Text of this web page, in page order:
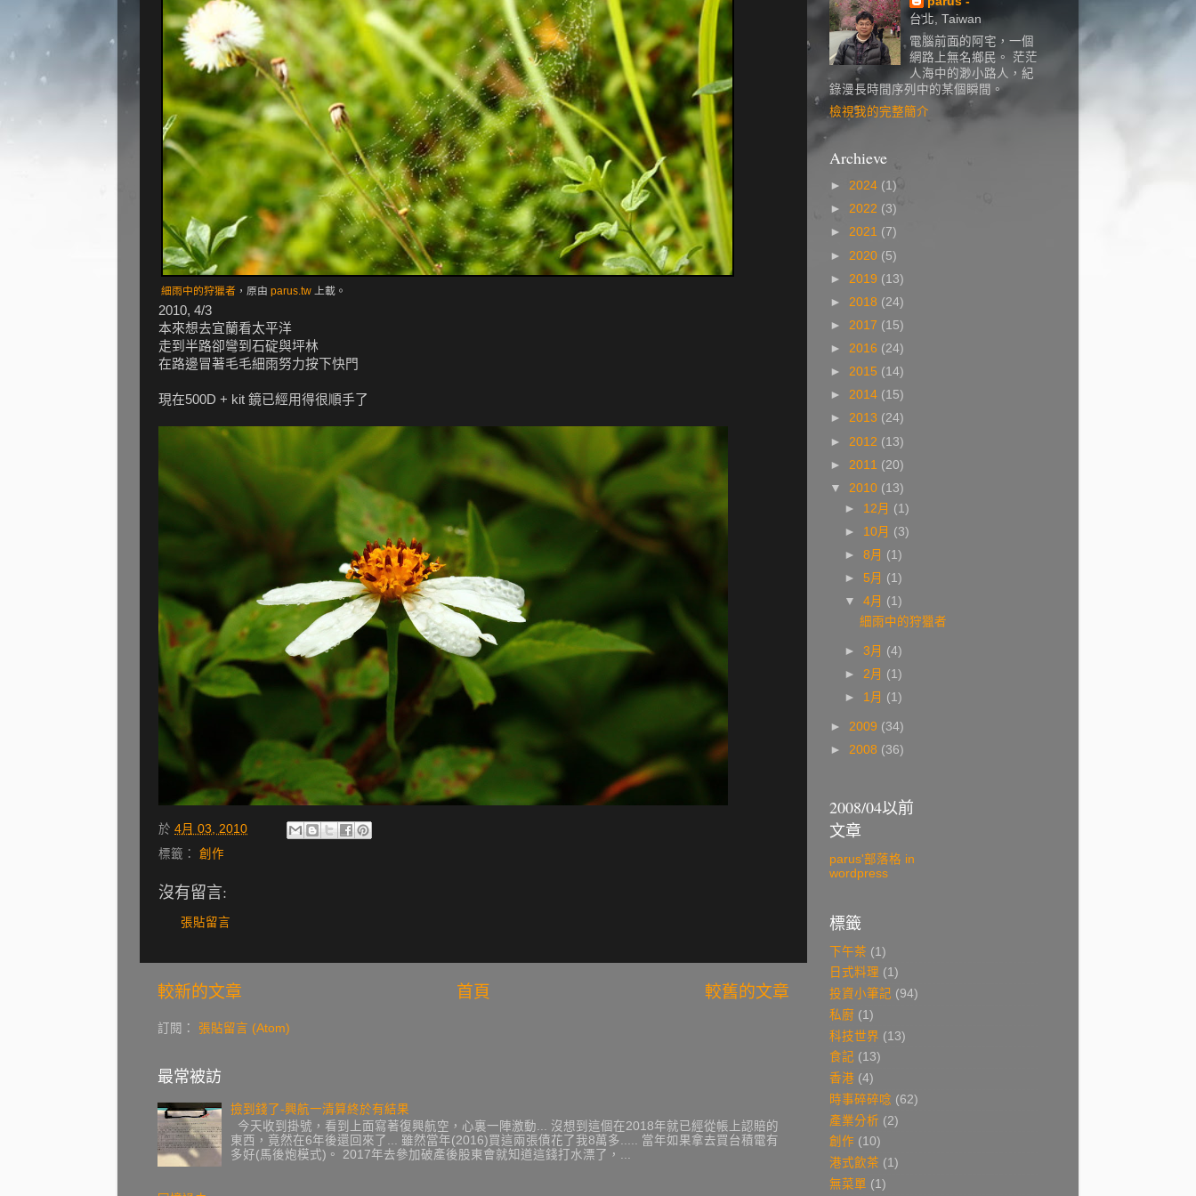
細雨中的狩獵者 ，原由 parus.tw 上載。
2010, 4/3
本來想去宜蘭看太平洋
走到半路卻彎到石碇與坪林
在路邊冒著毛毛細雨努力按下快門
現在500D + kit 鏡已經用得很順手了
於 4月 03, 2010
標籤： 創作
沒有留言:
張貼留言
較新的文章 較舊的文章
首頁
訂閱： 張貼留言 (Atom)
最常被訪
撿到錢了-興航一清算終於有結果
今天收到掛號，看到上面寫著復興航空，心裏一陣激動... 沒想到這個在2018年就已經從帳上認賠的
東西，竟然在6年後還回來了... 雖然當年(2016)買這兩張債花了我8萬多..... 當年如果拿去買台積電有
多好(馬後炮模式)。 2017年去參加破產後股東會就知道這錢打水漂了，...
台北, Taiwan
電腦前面的阿宅，一個
網路上無名鄉民。 茫茫
人海中的渺小路人，紀
錄漫長時間序列中的某個瞬間。
檢視我的完整簡介
Archieve
► 2024 (1)
► 2022 (3)
► 2021 (7)
► 2020 (5)
► 2019 (13)
► 2018 (24)
► 2017 (15)
► 2016 (24)
► 2015 (14)
► 2014 (15)
► 2013 (24)
► 2012 (13)
► 2011 (20)
▼ 2010 (13)
► 12月 (1)
► 10月 (3)
►8月 (1)
► 5月 (1)
▼4月 (1)
細雨中的狩獵者
►3月 (4)
► 2月 (1)
► 1月 (1)
► 2009 (34)
► 2008 (36)
2008/04以前
文章
parus'部落格 in
wordpress
標籤
下午茶 (1)
日式料理 (1)
投資小筆記 (94)
私廚 (1)
科技世界 (13)
食記 (13)
香港 (4)
時事碎碎唸 (62)
產業分析 (2)
創作 (10)
港式飲茶 (1)
無菜單 (1)